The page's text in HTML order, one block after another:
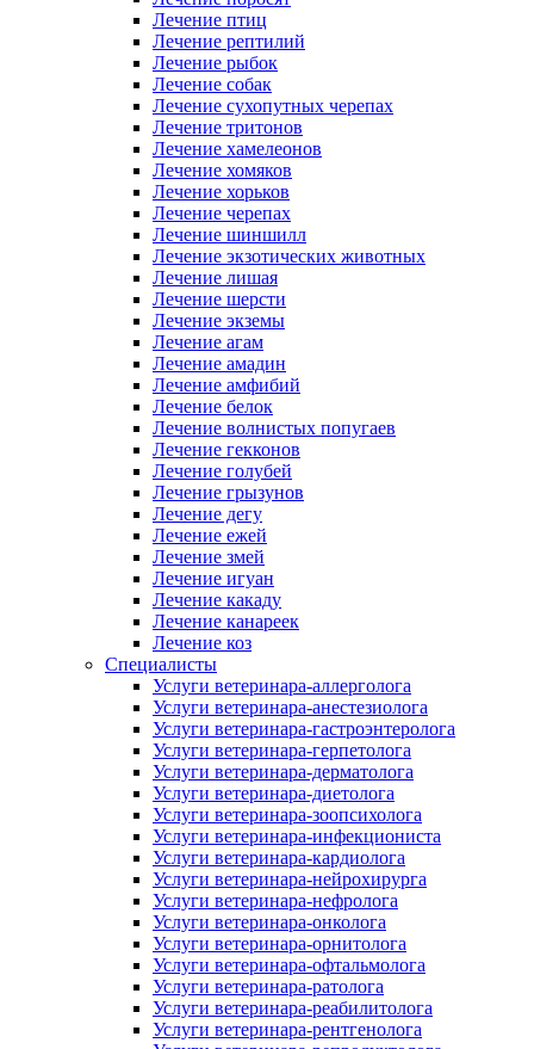
Лечение птиц
Лечение рептилий
Лечение рыбок
Лечение собак
Лечение сухопутных черепах
Лечение тритонов
Лечение хамелеонов
Лечение хомяков
Лечение хорьков
Лечение черепах
Лечение шиншилл
Лечение экзотических животных
Лечение лишая
Лечение шерсти
Лечение экземы
Лечение агам
Лечение амадин
Лечение амфибий
Лечение белок
Лечение волнистых попугаев
Лечение гекконов
Лечение голубей
Лечение грызунов
Лечение дегу
Лечение ежей
Лечение змей
Лечение игуан
Лечение какаду
Лечение канареек
Лечение коз
Специалисты
Услуги ветеринара-аллерголога
Услуги ветеринара-анестезиолога
Услуги ветеринара-гастроэнтеролога
Услуги ветеринара-герпетолога
Услуги ветеринара-дерматолога
Услуги ветеринара-диетолога
Услуги ветеринара-зоопсихолога
Услуги ветеринара-инфекциониста
Услуги ветеринара-кардиолога
Услуги ветеринара-нейрохирурга
Услуги ветеринара-нефролога
Услуги ветеринара-онколога
Услуги ветеринара-орнитолога
Услуги ветеринара-офтальмолога
Услуги ветеринара-ратолога
Услуги ветеринара-реабилитолога
Услуги ветеринара-рентгенолога